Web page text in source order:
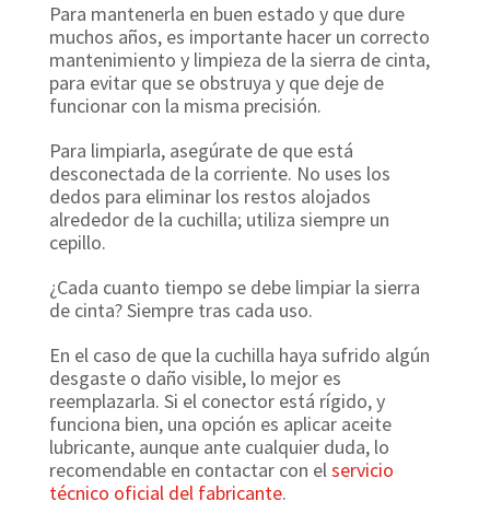
Para mantenerla en buen estado y que dure
muchos años, es importante hacer un correcto
mantenimiento y limpieza de la sierra de cinta,
para evitar que se obstruya y que deje de
funcionar con la misma precisión.
Para limpiarla, asegúrate de que está
desconectada de la corriente. No uses los
dedos para eliminar los restos alojados
alrededor de la cuchilla; utiliza siempre un
cepillo.
¿Cada cuanto tiempo se debe limpiar la sierra
de cinta? Siempre tras cada uso.
En el caso de que la cuchilla haya sufrido algún
desgaste o daño visible, lo mejor es
reemplazarla. Si el conector está rígido, y
funciona bien, una opción es aplicar aceite
lubricante, aunque ante cualquier duda, lo
recomendable en contactar con elservicio
técnico oficial del fabricante.